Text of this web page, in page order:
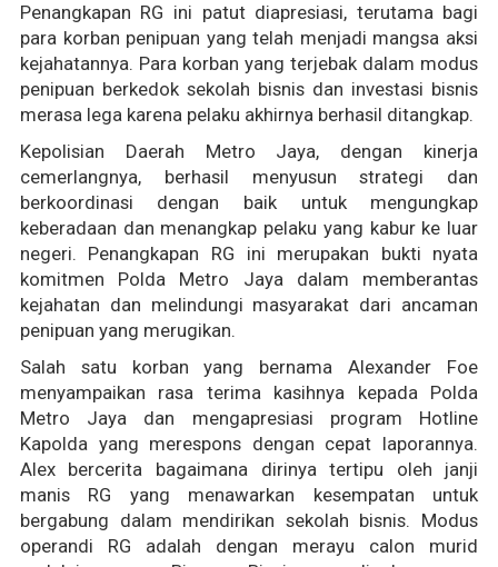
Penangkapan RG ini patut diapresiasi, terutama bagi
para korban penipuan yang telah menjadi mangsa aksi
kejahatannya. Para korban yang terjebak dalam modus
penipuan berkedok sekolah bisnis dan investasi bisnis
merasa lega karena pelaku akhirnya berhasil ditangkap.
Kepolisian Daerah Metro Jaya, dengan kinerja
cemerlangnya, berhasil menyusun strategi dan
berkoordinasi dengan baik untuk mengungkap
keberadaan dan menangkap pelaku yang kabur ke luar
negeri. Penangkapan RG ini merupakan bukti nyata
komitmen Polda Metro Jaya dalam memberantas
kejahatan dan melindungi masyarakat dari ancaman
penipuan yang merugikan.
Salah satu korban yang bernama Alexander Foe
menyampaikan rasa terima kasihnya kepada Polda
Metro Jaya dan mengapresiasi program Hotline
Kapolda yang merespons dengan cepat laporannya.
Alex bercerita bagaimana dirinya tertipu oleh janji
manis RG yang menawarkan kesempatan untuk
bergabung dalam mendirikan sekolah bisnis. Modus
operandi RG adalah dengan merayu calon murid